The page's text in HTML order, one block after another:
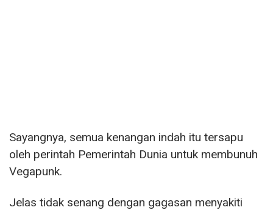
Sayangnya, semua kenangan indah itu tersapu
oleh perintah Pemerintah Dunia untuk membunuh
Vegapunk.
Jelas tidak senang dengan gagasan menyakiti